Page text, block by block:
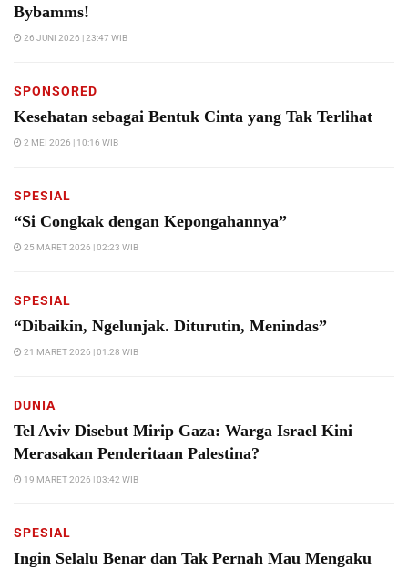
Bybamms!
26 JUNI 2026 | 23:47 WIB
SPONSORED
Kesehatan sebagai Bentuk Cinta yang Tak Terlihat
2 MEI 2026 | 10:16 WIB
SPESIAL
“Si Congkak dengan Kepongahannya”
25 MARET 2026 | 02:23 WIB
SPESIAL
“Dibaikin, Ngelunjak. Diturutin, Menindas”
21 MARET 2026 | 01:28 WIB
DUNIA
Tel Aviv Disebut Mirip Gaza: Warga Israel Kini
Merasakan Penderitaan Palestina?
19 MARET 2026 | 03:42 WIB
SPESIAL
Ingin Selalu Benar dan Tak Pernah Mau Mengaku